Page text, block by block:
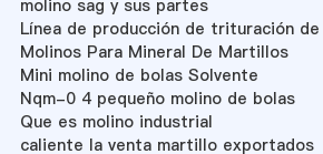
molino sag y sus partes
Línea de producción de trituración
Molinos Para Mineral De Martillos
Mini molino de bolas Solvente
Nqm-0 4 pequeño molino de bolas
Que es molino industrial
caliente la venta martillo exportados